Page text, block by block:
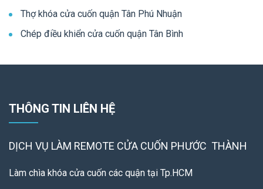
Thợ khóa cửa cuốn quận Tân Phú Nhuận
Chép điều khiển cửa cuốn quận Tân Bình
THÔNG TIN LIÊN HỆ
DỊCH VỤ LÀM REMOTE CỬA CUỐN PHƯỚC THÀNH
Làm chìa khóa cửa cuốn các quận tại Tp.HCM